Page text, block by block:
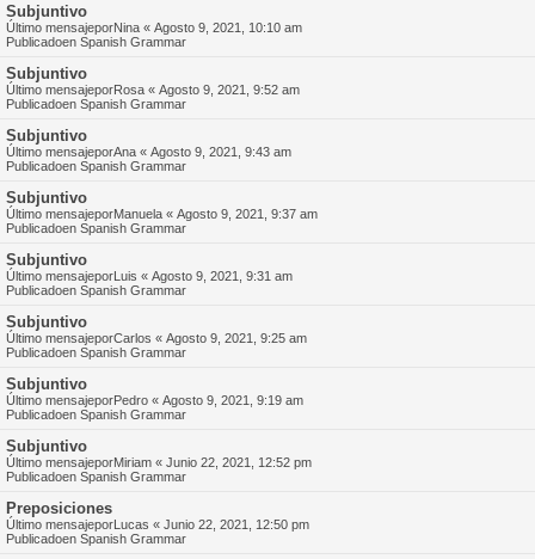
Subjuntivo
Último mensajeporNina « Agosto 9, 2021, 10:10 am
Publicadoen Spanish Grammar
Subjuntivo
Último mensajeporRosa « Agosto 9, 2021, 9:52 am
Publicadoen Spanish Grammar
Subjuntivo
Último mensajeporAna « Agosto 9, 2021, 9:43 am
Publicadoen Spanish Grammar
Subjuntivo
Último mensajeporManuela « Agosto 9, 2021, 9:37 am
Publicadoen Spanish Grammar
Subjuntivo
Último mensajeporLuis « Agosto 9, 2021, 9:31 am
Publicadoen Spanish Grammar
Subjuntivo
Último mensajeporCarlos « Agosto 9, 2021, 9:25 am
Publicadoen Spanish Grammar
Subjuntivo
Último mensajeporPedro « Agosto 9, 2021, 9:19 am
Publicadoen Spanish Grammar
Subjuntivo
Último mensajeporMiriam « Junio 22, 2021, 12:52 pm
Publicadoen Spanish Grammar
Preposiciones
Último mensajeporLucas « Junio 22, 2021, 12:50 pm
Publicadoen Spanish Grammar